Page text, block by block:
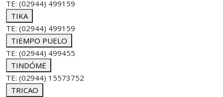
TE: (02944) 499159
TIKA
TE: (02944) 499159
TIEMPO PUELO
TE: (02944) 499455
TINDÓMË
TE: (02944) 15573752
TRICAO